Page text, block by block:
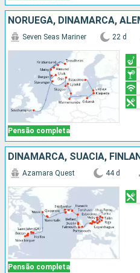
Pensão completa
Seven Seas Mariner 22 d
Pensão completa
Azamara Quest 44 d